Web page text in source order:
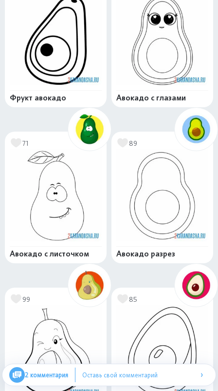
Фрукт авокадо Авокадо с глазами
71
Авокадо с листочком
89
Авокадо разрез
99 85
2 комментария Оставь свой комментарий ›